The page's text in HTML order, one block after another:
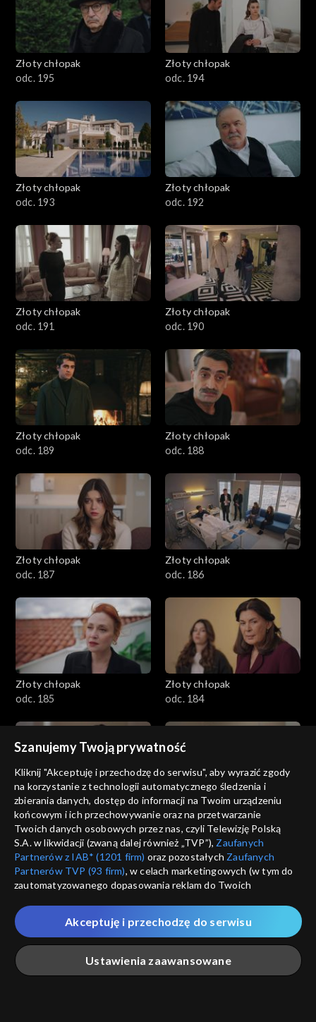
Złoty chłopak
odc. 195
Złoty chłopak
odc. 194
Złoty chłopak
odc. 193
Złoty chłopak
odc. 192
Złoty chłopak
odc. 191
Złoty chłopak
odc. 190
Złoty chłopak
odc. 189
Złoty chłopak
odc. 188
Złoty chłopak
odc. 187
Złoty chłopak
odc. 186
Złoty chłopak
odc. 185
Złoty chłopak
odc. 184
Złoty chłopak
odc. 183
Złoty chłopak
odc. 182
Złoty chłopak
odc. 181
Złoty chłopak
odc. 180
Szanujemy Twoją prywatność
Kliknij "Akceptuję i przechodzę do serwisu", aby wyrazić zgody
na korzystanie z technologii automatycznego śledzenia i
zbierania danych, dostęp do informacji na Twoim urządzeniu
końcowym i ich przechowywanie oraz na przetwarzanie
Twoich danych osobowych przez nas, czyli Telewizję Polską
S.A. w likwidacji (zwaną dalej również „TVP”), Zaufanych
Partnerów z IAB* (1201 firm) oraz pozostałych Zaufanych
Partnerów TVP (93 firm), w celach marketingowych (w tym do
zautomatyzowanego dopasowania reklam do Twoich
które wskazujemy poniżej, a także zgody na udostępnianie
przez nas identyfikatora PPID do Google.
Twoje dane osobowe zbierane podczas odwiedzania przez
Ciebie naszych
poszczególnych serwisówzwanych dalej
„Portalem”, w tym informacje zapisywane za pomocą
Ustawienia zaawansowane
Akceptuję i przechodzę do serwisu